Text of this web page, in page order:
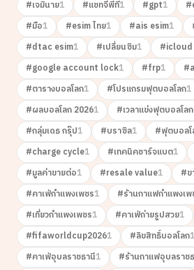
#เจมินาย1 #แชทจีพีที1 #gpt1 #
#มือ1 #esim ไทย1 #ais esim1
#dtac esim1 #เปลี่ยนซิม1 #
#google account lock1 #frp1 #
#ตารางบอลโลก1 #โปรแกรมฟุตบอลโลก1
#ผลบอลโลก 20261 #เวลาแข่งฟุตบอลโลก
#กลุ่มเดธ กรุ๊ป1 #บราซิล1 #ฟุตบอลโ
#charge cycle1 #เทคนิคชาร์จแบต1
#มูลค่าขายต่อ1 #resale value1 #
#คาเฟ่กำแพงเพชร1 #ร้านกาแฟกำแพงเพ
#เที่ยวกำแพงเพชร1 #คาเฟ่ถ่ายรูปสวย1
#fifaworldcup20261 #ลิขสิทธิ์บอลโลก1
#คาเฟ่อุบลราชธานี1 #ร้านกาแฟอุบลราช